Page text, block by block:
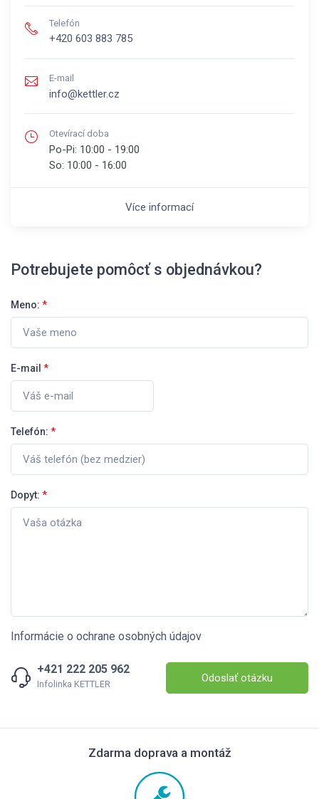
Telefón
+420 603 883 785
E-mail
info@kettler.cz
Otevírací doba
Po-Pi: 10:00 - 19:00
So: 10:00 - 16:00
Více informací
Potrebujete pomôcť s objednávkou?
Meno: *
E-mail *
Telefón: *
Dopyt: *
Informácie o ochrane osobných údajov
+421 222 205 962
Infolinka KETTLER Odoslať otázku
Zdarma doprava a montáž